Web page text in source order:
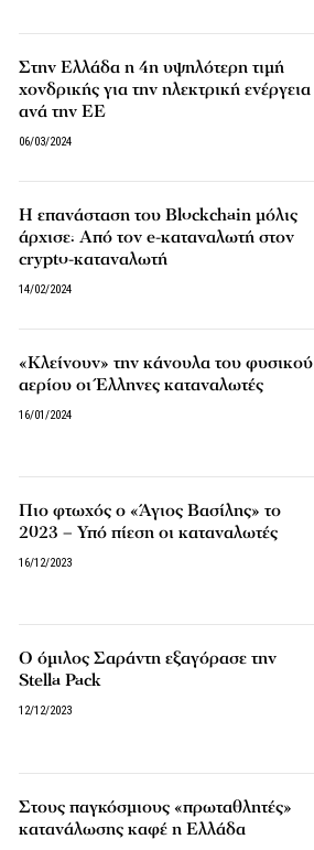
Στην Ελλάδα η 4η υψηλότερη τιμή
χονδρικής για την ηλεκτρική ενέργεια
ανά την ΕΕ
06/03/2024
H επανάσταση του Blockchain μόλις
άρχισε: Από τον e-καταναλωτή στον
crypto-καταναλωτή
14/02/2024
«Κλείνουν» την κάνουλα του φυσικού
αερίου οι Έλληνες καταναλωτές
16/01/2024
Πιο φτωχός ο «Άγιος Βασίλης» το
2023 – Υπό πίεση οι καταναλωτές
16/12/2023
Ο όμιλος Σαράντη εξαγόρασε την
Stella Pack
12/12/2023
Στους παγκόσμιους «πρωταθλητές»
κατανάλωσης καφέ η Ελλάδα